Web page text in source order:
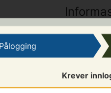
Pålogging
Krever
som lærebedrift i sitt
et